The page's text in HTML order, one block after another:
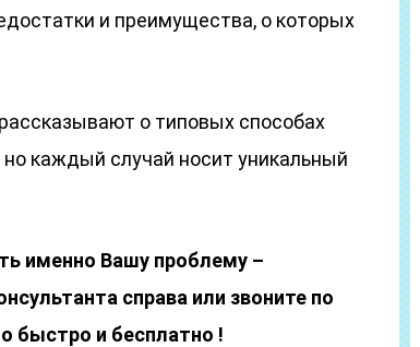
и преимущества, о которых
о типовых способах
каждый случай носит уникальный
именно Вашу проблему –
справа или звоните по
быстро и бесплатно !